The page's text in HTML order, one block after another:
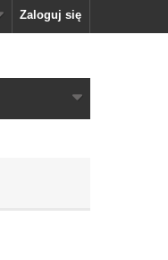
Zaloguj się